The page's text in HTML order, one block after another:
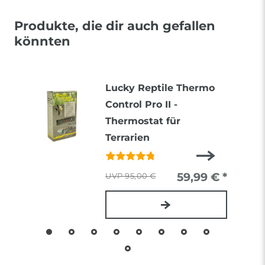
Produkte, die dir auch gefallen
könnten
Lucky Reptile Thermo
Control Pro II -
Thermostat für
Terrarien
95,00 € 59,99 € *